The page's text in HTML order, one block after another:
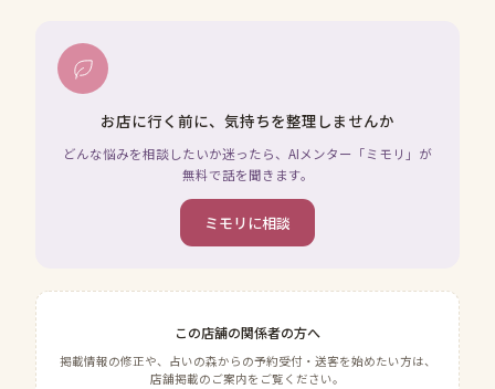
お店に行く前に、気持ちを整理しませんか
どんな悩みを相談したいか迷ったら、AIメンター「ミモリ」が
無料で話を聞きます。
ミモリに相談
この店舗の関係者の方へ
掲載情報の修正や、占いの森からの予約受付・送客を始めたい方は、
店舗掲載のご案内をご覧ください。